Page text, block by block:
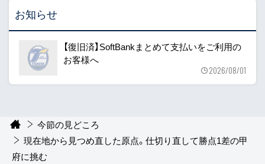
お知らせ
【復旧済】SoftBankまとめて支払いをご利用の
お客様へ
2026/08/01
今節の見どころ
現在地から見つめ直した原点。仕切り直して勝点1差の甲
府に挑む